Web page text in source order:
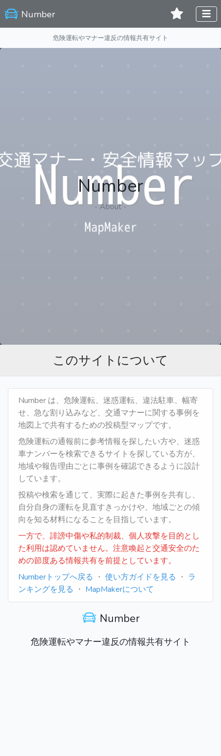
Number
危険運転やマナー違反の情報共有サイト
Number
- About -
このサイトについて
Number は、危険運転、迷惑運転、違法駐車、幅寄
せ、急な割り込みなど、交通マナーに関する事例を
地図上で共有するための投稿型マップです。
危険運転の通報前に参考情報を探したい方や、迷惑
車ナンバーを検索できるサイトを探している方が、
地域や報告理由ごとに事例を確認できるように設計
しています。
投稿や検索を通じて、実際に起きた事例を共有し、
自分自身の運転を見直すきっかけや、地域ごとの傾
向を知る材料になることを目指しています。
一方で、誹謗中傷や私的制裁、個人攻撃を目的とし
た利用は認めていません。注意喚起と交通安全のた
めの節度ある情報共有を前提としています。
Numberトップへ戻る ・ 使い方ガイドを見る ・ ラ
ンキングを見る ・ MapMakerについて
Number
危険運転やマナー違反の情報共有サイト